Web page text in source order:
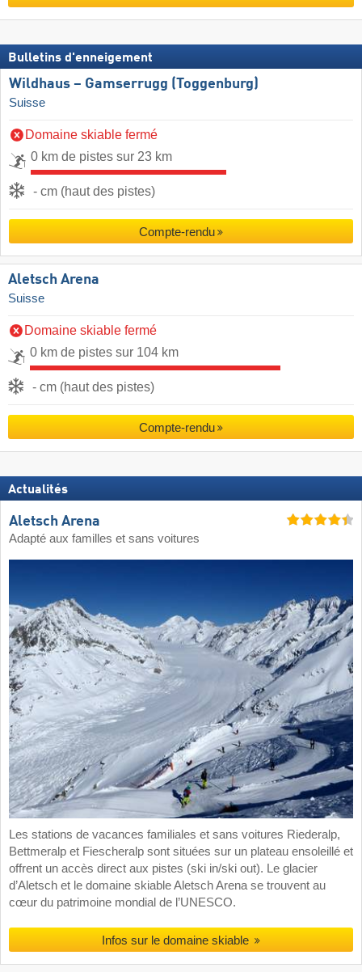
Bulletins d'enneigement
Wildhaus – Gamserrugg (Toggenburg)
Suisse
Domaine skiable fermé
0 km de pistes sur 23 km
- cm (haut des pistes)
Compte-rendu
Aletsch Arena
Suisse
Domaine skiable fermé
0 km de pistes sur 104 km
- cm (haut des pistes)
Compte-rendu
Actualités
Aletsch Arena
Adapté aux familles et sans voitures
Les stations de vacances familiales et sans voitures Riederalp,
Bettmeralp et Fiescheralp sont situées sur un plateau ensoleillé et
offrent un accès direct aux pistes (ski in/ski out). Le glacier
d’Aletsch et le domaine skiable Aletsch Arena se trouvent au
cœur du patrimoine mondial de l’UNESCO.
Infos sur le domaine skiable